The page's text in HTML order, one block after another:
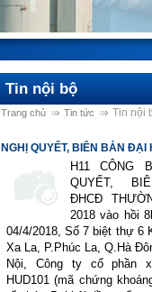
Tin nội bộ
Trang chủ Tin tức Tin nội
NGHỊ QUYẾT, BIÊN BẢN ĐẠI
H11 CÔNG
QUYẾT,
ĐHCĐ
2018 vào hồi
04/4/2018, Số 7 biệt thự 6
Xa La, P.Phúc La, Q.Hà
Nội, Công ty cổ phần
HUD101 (mã chứng